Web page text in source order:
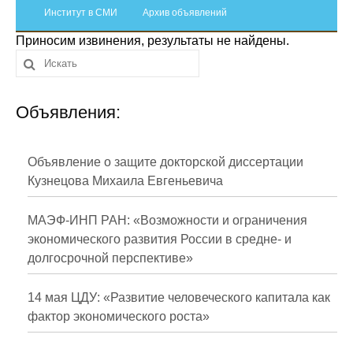
Отчетность
Противодействие коррупции
Материалы для СМИ
Публикации
Научная жизнь
Проблемы прогнозирования
О журнале
Номера журналов
Институт в СМИ Архив объявлений
Приносим извинения, результаты не найдены.
Объявления:
Объявление о защите докторской диссертации
Кузнецова Михаила Евгеньевича
МАЭФ-ИНП РАН: «Возможности и ограничения
экономического развития России в средне- и
долгосрочной перспективе»
14 мая ЦДУ: «Развитие человеческого капитала как
фактор экономического роста»